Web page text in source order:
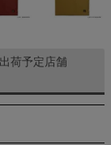
出荷予定店舗